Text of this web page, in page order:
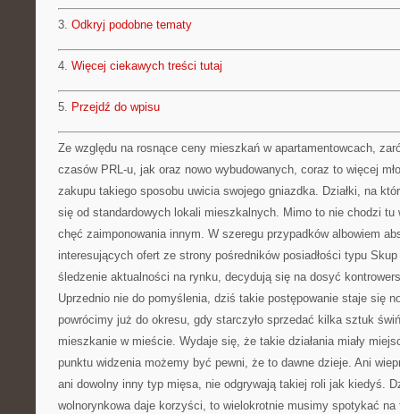
3. Odkryj podobne tematy
4. Więcej ciekawych treści tutaj
5. Przejdź do wpisu
Ze względu na rosnące ceny mieszkań w apartamentowcach,
czasów PRL-u, jak oraz nowo wybudowanych, coraz to więcej
zakupu takiego sposobu uwicia swojego gniazdka. Działki, na
się od standardowych lokali mieszkalnych. Mimo to nie chodzi tu
chęć zaimponowania innym. W szeregu przypadków albowiem
interesujących ofert ze strony pośredników posiadłości typu
śledzenie aktualności na rynku, decydują się na dosyć
Uprzednio nie do pomyślenia, dziś takie postępowanie staje się
powrócimy już do okresu, gdy starczyło sprzedać kilka sztuk
mieszkanie w mieście. Wydaje się, że takie działania miały
punktu widzenia możemy być pewni, że to dawne dzieje. Ani
ani dowolny inny typ mięsa, nie odgrywają takiej roli jak kiedyś.
wolnorynkowa daje korzyści, to wielokrotnie musimy spotykać na